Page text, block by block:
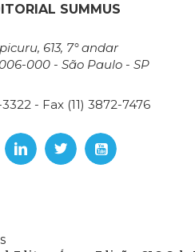
SUMMUS
613, 7° andar
000 - São Paulo - SP
3322 - Fax (11) 3872-7476